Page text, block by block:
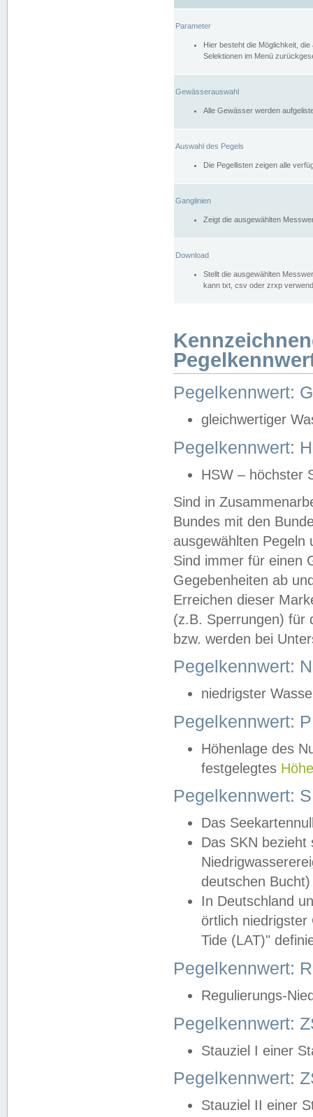
Parameter
Hier besteht die Möglichkeit,
Selektionen im Menü
Gewässerauswahl
Alle Gewässer werden
Auswahl des Pegels
Die Pegellisten zeigen alle
Ganglinien
Zeigt die ausgewählten
Download
Stellt die ausgewählten
kann txt, csv oder zrxp
Pegelkennwert:
gleichwertiger
Pegelkennwert:
HSW – höchster
Sind in
Bundes mit den
ausgewählten
Sind immer für einen
Gegebenheiten ab
Erreichen dieser
(z.B. Sperrungen) für
bzw. werden bei
Pegelkennwert:
niedrigster
Pegelkennwert:
Höhenlage des
festgelegtes
Pegelkennwert:
Das
Das SKN
deutschen
In Deutschland
örtlich
Tide (LAT)"
Pegelkennwert:
Regulierungs-
Pegelkennwert:
Stauziel I einer
Pegelkennwert:
Stauziel II einer